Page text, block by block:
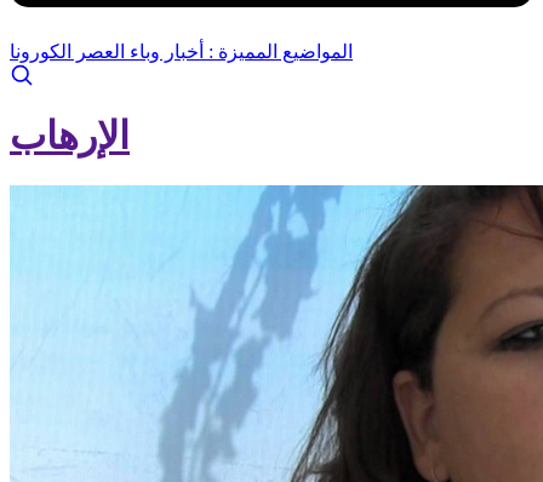
المواضيع المميزة : أخبار وباء العصر الكورونا
الإرهاب